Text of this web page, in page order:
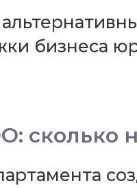
бизнеса
сколько